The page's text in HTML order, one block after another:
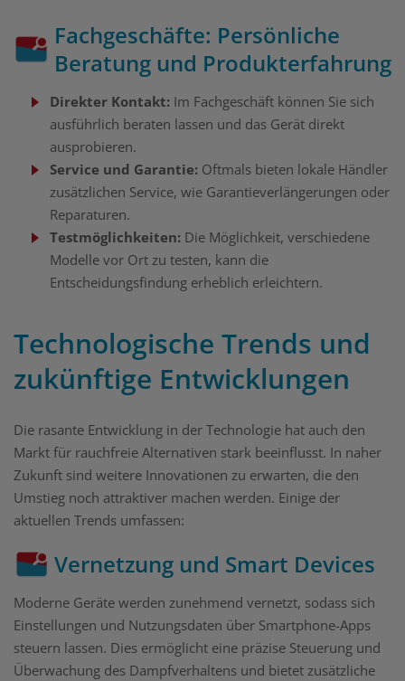
Fachgeschäfte: Persönliche
Beratung und Produkterfahrung
Direkter Kontakt: Im Fachgeschäft können Sie sich
ausführlich beraten lassen und das Gerät direkt
ausprobieren.
Service und Garantie: Oftmals bieten lokale Händler
zusätzlichen Service, wie Garantieverlängerungen oder
Reparaturen.
Testmöglichkeiten: Die Möglichkeit, verschiedene
Modelle vor Ort zu testen, kann die
Entscheidungsfindung erheblich erleichtern.
Technologische Trends und
zukünftige Entwicklungen
Die rasante Entwicklung in der Technologie hat auch den
Markt für rauchfreie Alternativen stark beeinflusst. In naher
Zukunft sind weitere Innovationen zu erwarten, die den
Umstieg noch attraktiver machen werden. Einige der
aktuellen Trends umfassen:
Vernetzung und Smart Devices
Moderne Geräte werden zunehmend vernetzt, sodass sich
Einstellungen und Nutzungsdaten über Smartphone-Apps
steuern lassen. Dies ermöglicht eine präzise Steuerung und
Überwachung des Dampfverhaltens und bietet zusätzliche